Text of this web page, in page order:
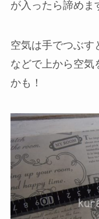
が入ったら諦めま
空気は手でつぶす
などで上から空気
かも！